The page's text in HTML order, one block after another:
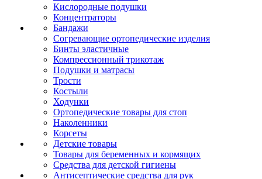
Кислородные подушки
Концентраторы
Бандажи
Согревающие ортопедические изделия
Бинты эластичные
Компрессионный трикотаж
Подушки и матрасы
Трости
Костыли
Ходунки
Ортопедические товары для стоп
Наколенники
Корсеты
Детские товары
Товары для беременных и кормящих
Средства для детской гигиены
Антисептические средства для рук